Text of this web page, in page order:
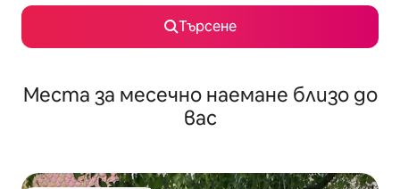
Търсене
Места за месечно наемане близо до
вас